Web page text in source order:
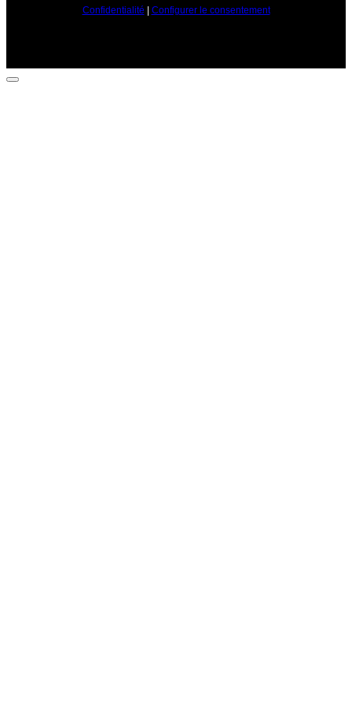
Confidentialité
Configurer le consentement